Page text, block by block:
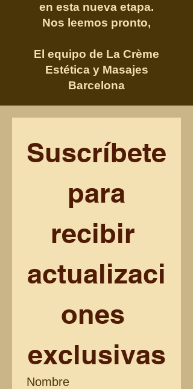
en esta nueva etapa.
Nos leemos pronto,
El equipo de La Crème
Estética y Masajes
Barcelona
Suscríbete
para
recibir
actualizaci
ones
exclusivas
Nombre